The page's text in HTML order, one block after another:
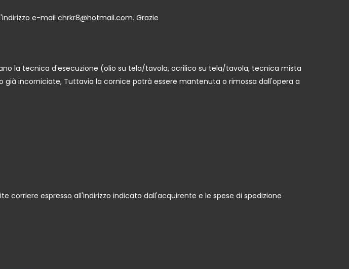
e-mail chrkr8@hotmail.com. Grazie
la tecnica d'esecuzione (olio su tela/tavola, acrilico su tela/tavola, tecnica mista
incorniciate, Tuttavia la cornice potrà essere mantenuta o rimossa dall'opera a
espresso all'indirizzo indicato dall'acquirente e le spese di spedizione